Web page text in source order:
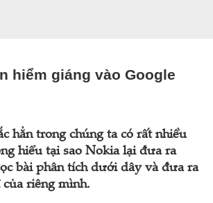
hiểm giáng vào Google
hẳn trong chúng ta có rất nhiều
hiểu tại sao Nokia lại đưa ra
bài phân tích dưới dây và đưa ra
riêng mình.